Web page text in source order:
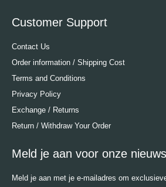
Customer Support
Contact Us
Order information / Shipping Cost
Terms and Conditions
Privacy Policy
Exchange / Returns
Return / Withdraw Your Order
Meld je aan voor onze
Meld je aan met je e-mailadres om